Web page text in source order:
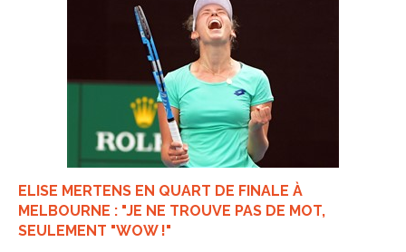
ELISE MERTENS EN QUART DE FINALE À
MELBOURNE : "JE NE TROUVE PAS DE MOT,
SEULEMENT "WOW !"